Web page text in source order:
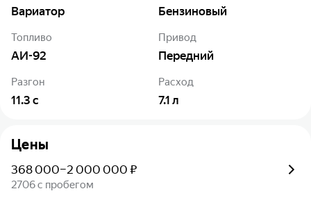
Вариатор Бензиновый
Топливо
АИ-92
Привод
Передний
Разгон
11.3 с
Расход
7.1 л
Цены
368 000–2 000 000 ₽
2706 с пробегом